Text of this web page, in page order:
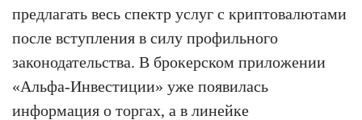
предлагать весь спектр услуг с криптовалютами
после вступления в силу профильного
законодательства. В брокерском приложении
«Альфа-Инвестиции» уже появилась
информация о торгах, а в линейке